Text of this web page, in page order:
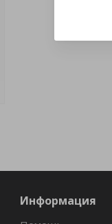
Информация